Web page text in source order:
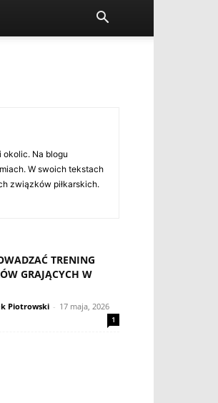
okolic. Na blogu
W swoich tekstach
związków piłkarskich.
TRENING
GRAJĄCYCH W
Piotrowski - 17 maja, 2026
1